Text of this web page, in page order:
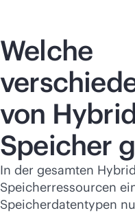
Welche
von
Speicher
In der gesamten
Speicherressourcen
Speicherdatentypen